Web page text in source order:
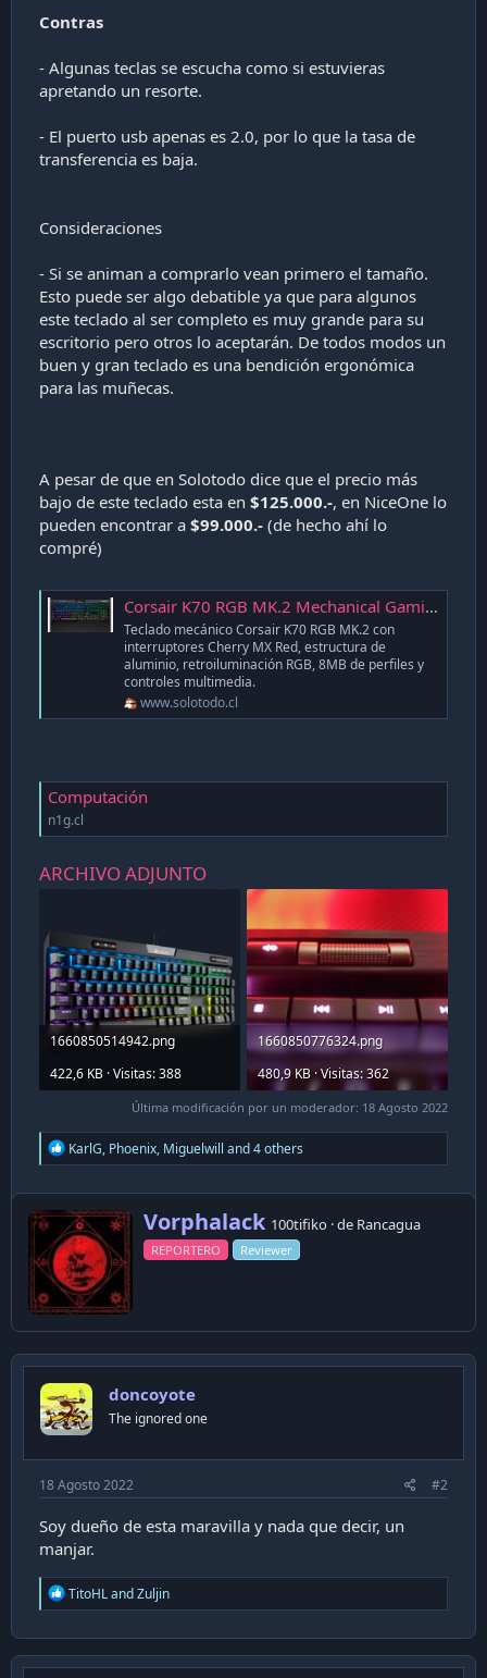
Contras
- Algunas teclas se escucha como si estuvieras
apretando un resorte.
- El puerto usb apenas es 2.0, por lo que la tasa de
transferencia es baja.
Consideraciones
- Si se animan a comprarlo vean primero el tamaño.
Esto puede ser algo debatible ya que para algunos
este teclado al ser completo es muy grande para su
escritorio pero otros lo aceptarán. De todos modos un
buen y gran teclado es una bendición ergonómica
para las muñecas.
A pesar de que en Solotodo dice que el precio más
bajo de este teclado esta en $125.000.-, en NiceOne lo
pueden encontrar a $99.000.- (de hecho ahí lo
compré)
Corsair K70 RGB MK.2 Mechanical Gaming Keyboard - Cherry Red (CH-9109010-SP)
Teclado mecánico Corsair K70 RGB MK.2 con
interruptores Cherry MX Red, estructura de
aluminio, retroiluminación RGB, 8MB de perfiles y
controles multimedia.
www.solotodo.cl
Computación
n1g.cl
ARCHIVO ADJUNTO
1660850514942.png
422,6 KB · Visitas: 388
1660850776324.png
480,9 KB · Visitas: 362
Última modificación por un moderador: 18 Agosto 2022
R
e
c
t
i
o
n
s
:
KarlG, Phoenix, Miguelwill and 4 others
W
r
i
n
b
y
Vorphalack 100tifiko ·de Rancagua
REPORTERO Reviewer
doncoyote
The ignored one
18 Agosto 2022 #2
Soy dueño de esta maravilla y nada que decir, un
manjar.
R
e
c
t
TitoHLandZuljin